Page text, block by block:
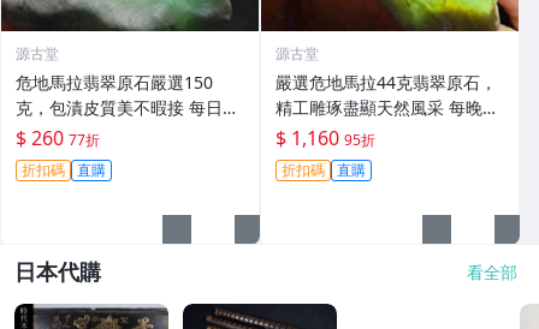
源古堂
危地馬拉翡翠原石嚴選150
克，包漬皮質美不暇接 每日拍
賣晚11點截標 真實成交 危地
馬拉、翡翠原石、包漿皮
$ 260 77折
折扣碼 直購
源古堂
嚴選危地馬拉44克翡翠原石，
精工雕琢盡顯天然風采 每晚11
點截標 日拍推薦 危地馬拉 翡
翠原石 雕琢作品
$ 1,160 95折
折扣碼 直購
日本代購 看全部